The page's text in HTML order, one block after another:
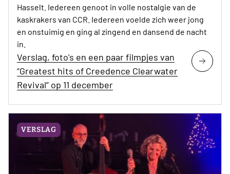
Hasselt. Iedereen genoot in volle nostalgie van de
kaskrakers van CCR. Iedereen voelde zich weer jong
en onstuimig en ging al zingend en dansend de nacht
in.
Verslag, foto's en een paar filmpjes van
“Greatest hits of Creedence Clearwater
Revival” op 11 december
VERSLAG